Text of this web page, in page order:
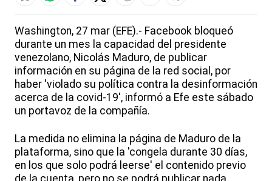
Washington, 27 mar (EFE).- Facebook bloqueó
durante un mes la capacidad del presidente
venezolano, Nicolás Maduro, de publicar
información en su página de la red social, por
haber 'violado su política contra la desinformación
acerca de la covid-19', informó a Efe este sábado
un portavoz de la compañía.
La medida no elimina la página de Maduro de la
plataforma, sino que la 'congela durante 30 días,
en los que solo podrá leerse' el contenido previo